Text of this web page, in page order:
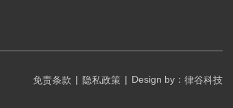
免责条款 | 隐私政策 | Design by： 律谷科技